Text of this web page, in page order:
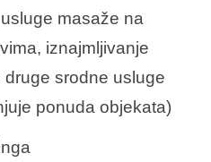
masaže na
iznajmljivanje
srodne usluge
ponuda objekata)